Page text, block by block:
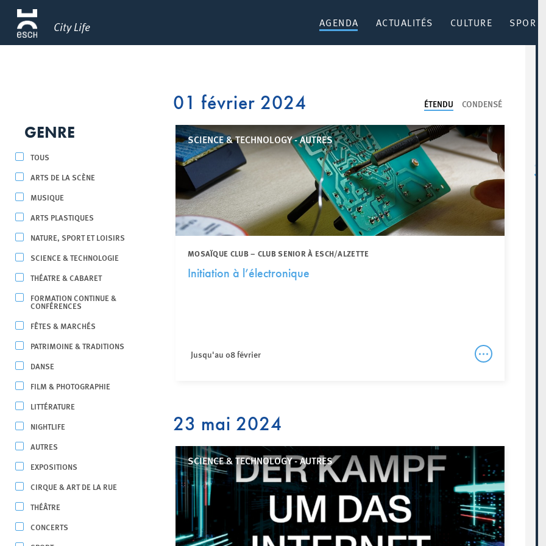
City Life AGENDA ACTUALITÉS CULTURE SPORT
GENRE
TOUS
ARTS DE LA SCÈNE
MUSIQUE
ARTS PLASTIQUES
NATURE, SPORT ET LOISIRS
SCIENCE & TECHNOLOGIE
THÉATRE & CABARET
FORMATION CONTINUE &
CONFÉRENCES
FÊTES & MARCHÉS
PATRIMOINE & TRADITIONS
DANSE
FILM & PHOTOGRAPHIE
LITTÉRATURE
NIGHTLIFE
AUTRES
EXPOSITIONS
CIRQUE & ART DE LA RUE
THÉÂTRE
CONCERTS
ÉTENDU CONDENSÉ
01 février 2024
SCIENCE & TECHNOLOGY - AUTRES
MOSAÏQUE CLUB – CLUB SENIOR À ESCH/ALZETTE
Initiation à l’électronique
Jusqu'au 08 février
23 mai 2024
SCIENCE & TECHNOLOGY - AUTRES